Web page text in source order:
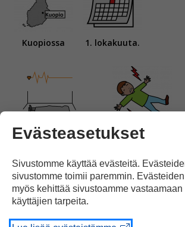
Kuopiossa 1. lokakuuta.
Yksi henkilö kuoli ja 9 loukkaantui.
Evästeasetukset
Sivustomme käyttää evästeitä.
sivustomme toimii paremmin.
myös kehittää sivustoamme vastaamaan
käyttäjien tarpeita.